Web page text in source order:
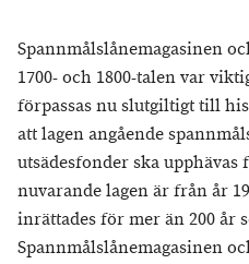
Spannmålslånemagasinen
1700- och 1800-talen var
förpassas nu slutgiltigt till
att lagen angående
utsädesfonder ska upphävas
nuvarande lagen är från år
inrättades för mer än 200 år
Spannmålslånemagasinen